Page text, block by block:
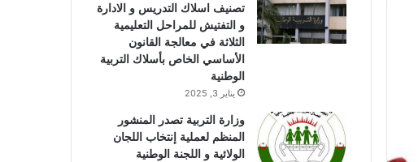
تصنيف اسلاك التدريس و الادارة
و التفتيش للمراحل التعليمية
الثلاثة في معالجة القانون
الأساسي الخاص بأسلاك التربية
الوطنية
يناير 3, 2025
وزارة التربية تصدر المنشور
المنظم لعملية إنتخاب اللجان
الولائية و اللجنة الوطنية